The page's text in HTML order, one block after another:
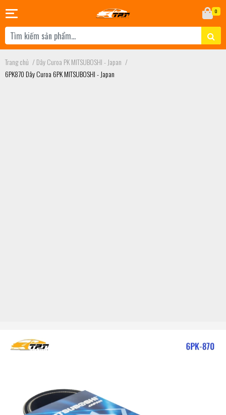
0
Trang chủ /Dây Curoa PK MITSUBOSHI - Japan /
6PK870 Dây Curoa 6PK MITSUBOSHI - Japan